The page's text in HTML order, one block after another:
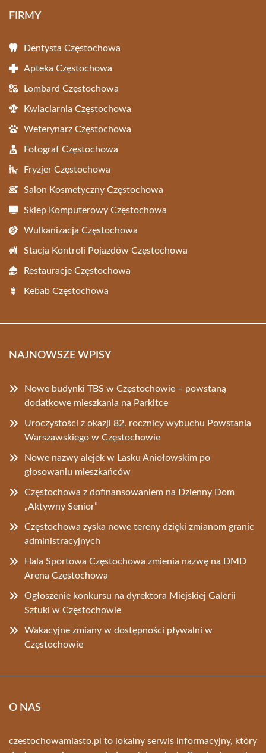
FIRMY
Dentysta Częstochowa
Apteka Częstochowa
Lombard Częstochowa
Kwiaciarnia Częstochowa
Weterynarz Częstochowa
Fotograf Częstochowa
Fryzjer Częstochowa
Salon Kosmetyczny Częstochowa
Sklep Komputerowy Częstochowa
Wulkanizacja Częstochowa
Stacja Kontroli Pojazdów Częstochowa
Restauracje Częstochowa
Kebab Częstochowa
NAJNOWSZE WPISY
Nowe budynki TBS w Częstochowie – powstaną
dodatkowe mieszkania na Parkitce
Uroczystości z okazji 82. rocznicy wybuchu Powstania
Warszawskiego w Częstochowie
Nowe nazwy alejek w Lasku Aniołowskim po
głosowaniu mieszkańców
Częstochowa z dofinansowaniem na Dzienny Dom
„Aktywny Senior”
Częstochowa zyska nowe tereny dzięki zmianom granic
administracyjnych
Hala Sportowa Częstochowa zmienia nazwę na DMD
Arena Częstochowa
Ogłoszenie konkursu na dyrektora Miejskiej Galerii
Sztuki w Częstochowie
Wakacyjne zmiany w dostępności pływalni w
Częstochowie
O NAS
czestochowamiasto.pl to lokalny serwis informacyjny, który